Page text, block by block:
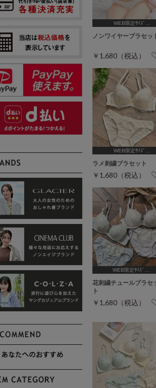
WEB限定ｻｲｽﾞ
ノンワイヤーブラセッ
￥1,680（税込）
WEB限定ｻｲｽﾞ
ラメ刺繍ブラセット
￥1,680（税込）
WEB限定ｻｲｽﾞ
花刺繍チュールブラセ
ト
￥1,680（税込）